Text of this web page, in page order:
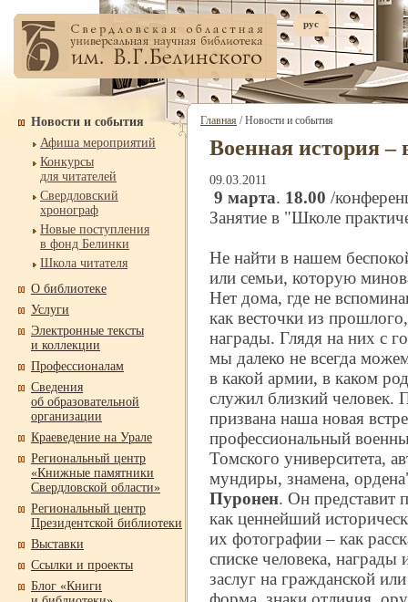
рус
Новости и события
Афиша мероприятий
Конкурсы
для читателей
Свердловский
хронограф
Новые поступления
в фонд Белинки
Школа читателя
О библиотеке
Услуги
Электронные тексты
и коллекции
Профессионалам
Сведения
об образовательной
организации
Краеведение на Урале
Региональный центр
«Книжные памятники
Свердловской области»
Региональный центр
Президентской библиотеки
Выставки
Ссылки и проекты
Блог «Книги
Главная / Новости и события
Военная история –
09.03.2011
9 марта. 18.00 /
Занятие в "Школе
Не найти в нашем
или семьи, которую
Нет дома, где не
как весточки из
награды. Глядя на них с
мы далеко не всегда
в какой армии, в каком
служил близкий человек.
призвана наша новая
профессиональный
Томского университета,
мундиры, знамена,
Пуронен. Он представит
как ценнейший
их фотографии – как
списке человека,
заслуг на гражданской